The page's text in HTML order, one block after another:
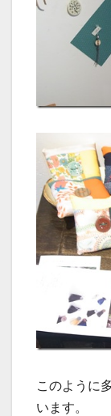
このように
います。